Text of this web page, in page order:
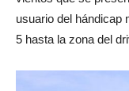
usuario del hándicap
5 hasta la zona del